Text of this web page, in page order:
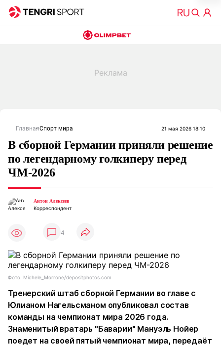
ГлавнаяСпорт мира 21 мая 2026 18:10
В сборной Германии приняли решение
по легендарному голкиперу перед
ЧМ-2026
Антон Алексеев
Корреспондент
4
Фото: Michele_Morrone/depositphotos.com
Тренерский штаб сборной Германии во главе с
Юлианом Нагельсманом опубликовал состав
команды на чемпионат мира 2026 года.
Знаменитый вратарь "Баварии" Мануэль Нойер
поедет на своей пятый чемпионат мира, передаёт